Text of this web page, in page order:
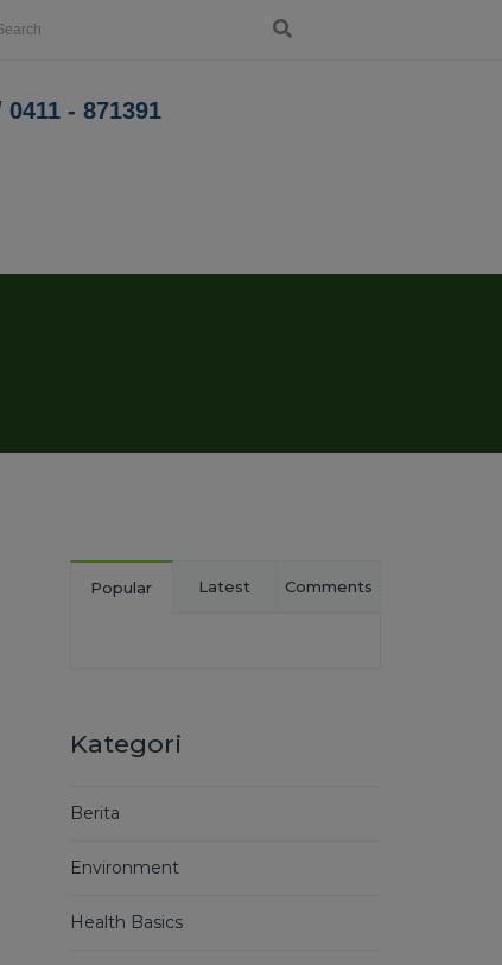
0411 - 871391
Popular Latest Comments
Kategori
Berita
Environment
Health Basics